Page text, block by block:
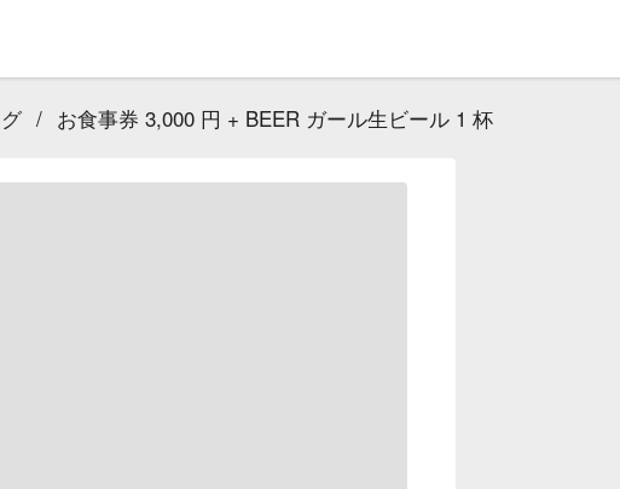
/ お食事券 3,000 円 + BEER ガール生ビール 1 杯